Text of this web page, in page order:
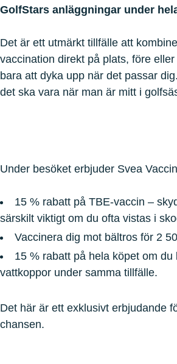
GolfStars anläggningar under
Det är ett utmärkt tillfälle att
vaccination direkt på plats, före
bara att dyka upp när det passar
det ska vara när man är mitt i
Under besöket erbjuder Svea
15 % rabatt på TBE-vaccin –
särskilt viktigt om du ofta vistas i
Vaccinera dig mot bältros för 2
15 % rabatt på hela köpet om
vattkoppor under samma tillfälle.
Det här är ett exklusivt erbjudande
chansen.